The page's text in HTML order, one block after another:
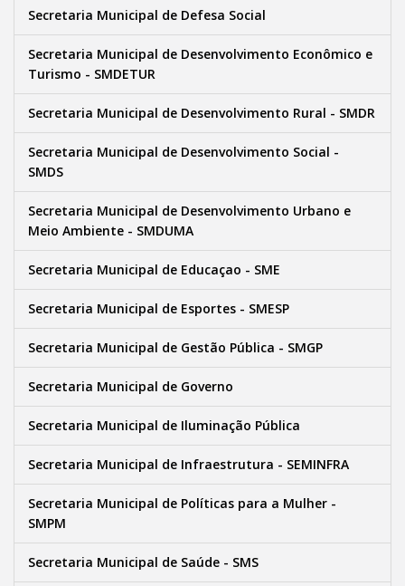
Secretaria Municipal de Defesa Social
Secretaria Municipal de Desenvolvimento Econômico e
Turismo - SMDETUR
Secretaria Municipal de Desenvolvimento Rural - SMDR
Secretaria Municipal de Desenvolvimento Social -
SMDS
Secretaria Municipal de Desenvolvimento Urbano e
Meio Ambiente - SMDUMA
Secretaria Municipal de Educaçao - SME
Secretaria Municipal de Esportes - SMESP
Secretaria Municipal de Gestão Pública - SMGP
Secretaria Municipal de Governo
Secretaria Municipal de Iluminação Pública
Secretaria Municipal de Infraestrutura - SEMINFRA
Secretaria Municipal de Políticas para a Mulher -
SMPM
Secretaria Municipal de Saúde - SMS